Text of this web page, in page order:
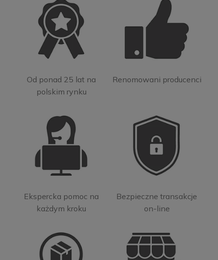
Od ponad 25 lat na
polskim rynku
Renomowani producenci
Ekspercka pomoc na
każdym kroku
Bezpieczne transakcje
on-line